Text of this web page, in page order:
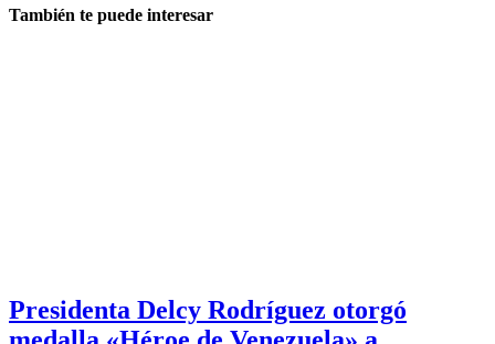
También te puede interesar
Presidenta Delcy Rodríguez otorgó